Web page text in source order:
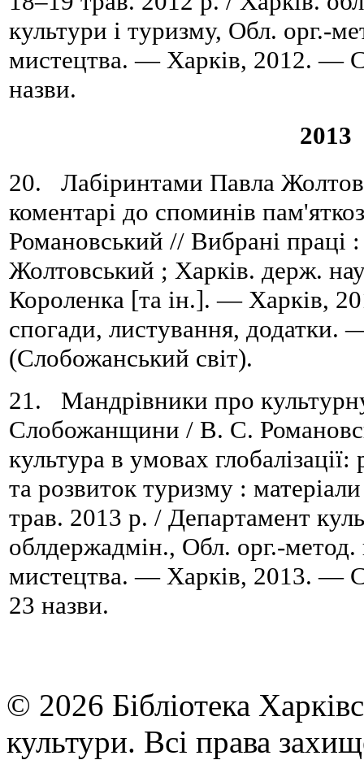
культури і туризму, Обл. орг.-
мистецтва. — Харків, 2012. —
назви.
2013
20. Лабіринтами Павла
коментарі до споминів
Романовський // Вибрані праці
Жолтовський ; Харків. держ.
Короленка [та ін.]. — Харків,
спогади, листування,
(Слобожанський світ).
21. Мандрівники про
Слобожанщини / В. С.
культура в умовах глобалізації:
та розвиток туризму :
трав. 2013 р. / Департамент
облдержадмін., Обл. орг.-метод.
мистецтва. — Харків, 2013. —
23 назви.
© 2026 Бібліотека
культури. Всі права